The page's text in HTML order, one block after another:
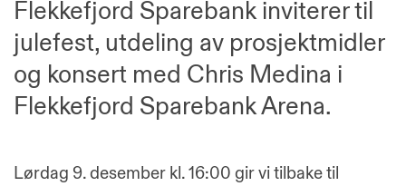
Flekkefjord Sparebank inviterer til
julefest, utdeling av prosjektmidler
og konsert med Chris Medina i
Flekkefjord Sparebank Arena.
Lørdag 9. desember kl. 16:00 gir vi tilbake til